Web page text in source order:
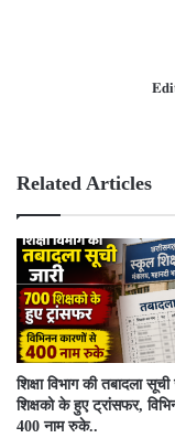
Related Articles
शिक्षा विभाग की तबादला
शिक्षको के हुए ट्रांसफर,
400 नाम रुके..